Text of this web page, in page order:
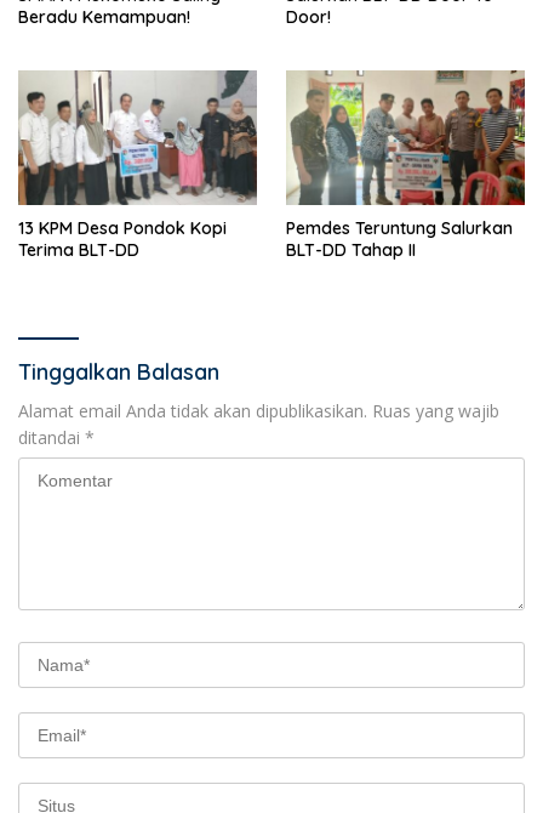
Beradu Kemampuan!
Door!
13 KPM Desa Pondok Kopi
Terima BLT-DD
Pemdes Teruntung Salurkan
BLT-DD Tahap II
Tinggalkan Balasan
Alamat email Anda tidak akan dipublikasikan. Ruas yang wajib
ditandai *